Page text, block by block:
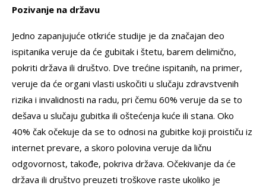
Pozivanje na državu
Jedno zapanjujuće otkriće studije je da značajan deo
ispitanika veruje da će gubitak i štetu, barem delimično,
pokriti država ili društvo. Dve trećine ispitanih, na primer,
veruje da će organi vlasti uskočiti u slučaju zdravstvenih
rizika i invalidnosti na radu, pri čemu 60% veruje da se to
dešava u slučaju gubitka ili oštećenja kuće ili stana. Oko
40% čak očekuje da se to odnosi na gubitke koji proističu iz
internet prevare, a skoro polovina veruje da ličnu
odgovornost, takođe, pokriva država. Očekivanje da će
država ili društvo preuzeti troškove raste ukoliko je